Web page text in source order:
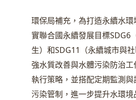
環保局補充，為打造永續水
實聯合國永續發展目標SDG6
生）和SDG11（永續城市與
強水質改善與水體污染防治
執行策略，並搭配定期監測
污染管制，進一步提升水環